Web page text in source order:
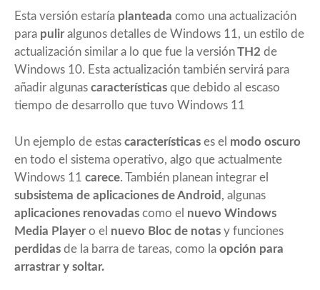
Esta versión estaría planteada como una actualización
para puliralgunos detalles de Windows 11, un estilo de
actualización similar a lo que fue la versiónTH2 de
Windows 10. Esta actualización también servirá para
añadir algunas características que debido al escaso
tiempo de desarrollo que tuvo Windows 11
Un ejemplo de estas características es el modo oscuro
en todo el sistema operativo, algo que actualmente
Windows 11 carece. También planean integrar el
subsistema de aplicaciones de Android , algunas
aplicaciones renovadas como el nuevo Windows
Media Playero el nuevo Bloc de notas y funciones
perdidas de la barra de tareas, como la opción para
arrastrar y soltar.